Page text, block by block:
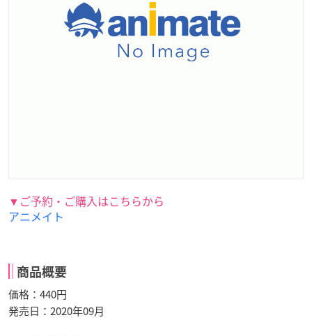
▼ご予約・ご購入はこちらから
アニメイト
商品概要
価格：440円
発売日：2020年09月